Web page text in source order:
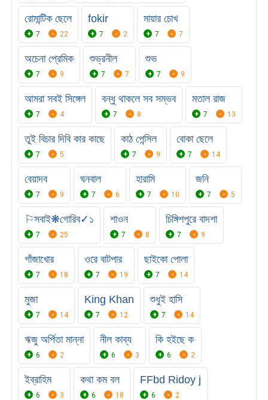
রোমান্টিক ছেলে
7 22
fokir
7 2
মায়ার চোখ
7 7
অচেনা প্রেমিক
7 9
শুভ্রনীল
7 7
শুভ
7 9
আমরা সবই সিঙ্গেল
7 4
বন্ধু থাকলে সব সম্ভব
7 8
মতাল রাজ
7 13
তুই বিচার দিবি কার কাছে
7 5
কাঠ পেন্সিল
7 9
বোকা ছেলে
7 14
বেয়াদব
7 9
ঘনবাল
7 6
হারামি
7 10
জনি
7 5
⚐সবাই❋গোরিব✓১
7 25
শাওন
7 8
চিঙ্গিশপুরে বাদশা
7 9
গাঁজাখোর
7 18
ওরে বাটপার
7 19
ছাইকো পোলা
7 14
মুজা
7 14
King Khan
7 12
শুধুই হাসি
7 14
ঋজু অর্পিতা মান্না
6 2
নীল কাব্য
6 3
কি হইছে ক
6 2
ইব্রাহিম
6 3
কথা কম বল
6 18
FFbd Ridoy j
6 2